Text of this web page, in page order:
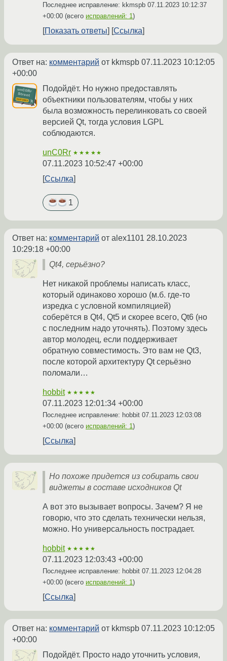
Последнее исправление: kkmspb 07.11.2023 10:12:37
+00:00 (всего исправлений: 1)
Показать ответы Ссылка
Ответ на: комментарий от kkmspb 07.11.2023 10:12:05
+00:00
Подойдёт. Но нужно предоставлять
объектники пользователям, чтобы у них
была возможность перелинковать со своей
версией Qt, тогда условия LGPL
соблюдаются.
unC0Rr ★★★★★
07.11.2023 10:52:47 +00:00
Ссылка
1
Ответ на: комментарий от alex1101 28.10.2023
10:29:18 +00:00
Qt4, серьёзно?
Нет никакой проблемы написать класс,
который одинаково хорошо (м.б. где-то
изредка с условной компиляцией)
соберётся в Qt4, Qt5 и скорее всего, Qt6 (но
с последним надо уточнять). Поэтому здесь
автор молодец, если поддерживает
обратную совместимость. Это вам не Qt3,
после которой архитектуру Qt серьёзно
поломали…
hobbit ★★★★★
07.11.2023 12:01:34 +00:00
Последнее исправление: hobbit 07.11.2023 12:03:08
+00:00 (всего исправлений: 1)
Ссылка
Но похоже придется из собирать свои
виджеты в составе исходников Qt
А вот это вызывает вопросы. Зачем? Я не
говорю, что это сделать технически нельзя,
можно. Но универсальность пострадает.
hobbit ★★★★★
07.11.2023 12:03:43 +00:00
Последнее исправление: hobbit 07.11.2023 12:04:28
+00:00 (всего исправлений: 1)
Ссылка
Ответ на: комментарий от kkmspb 07.11.2023 10:12:05
+00:00
Подойдёт. Просто надо уточнить условия,